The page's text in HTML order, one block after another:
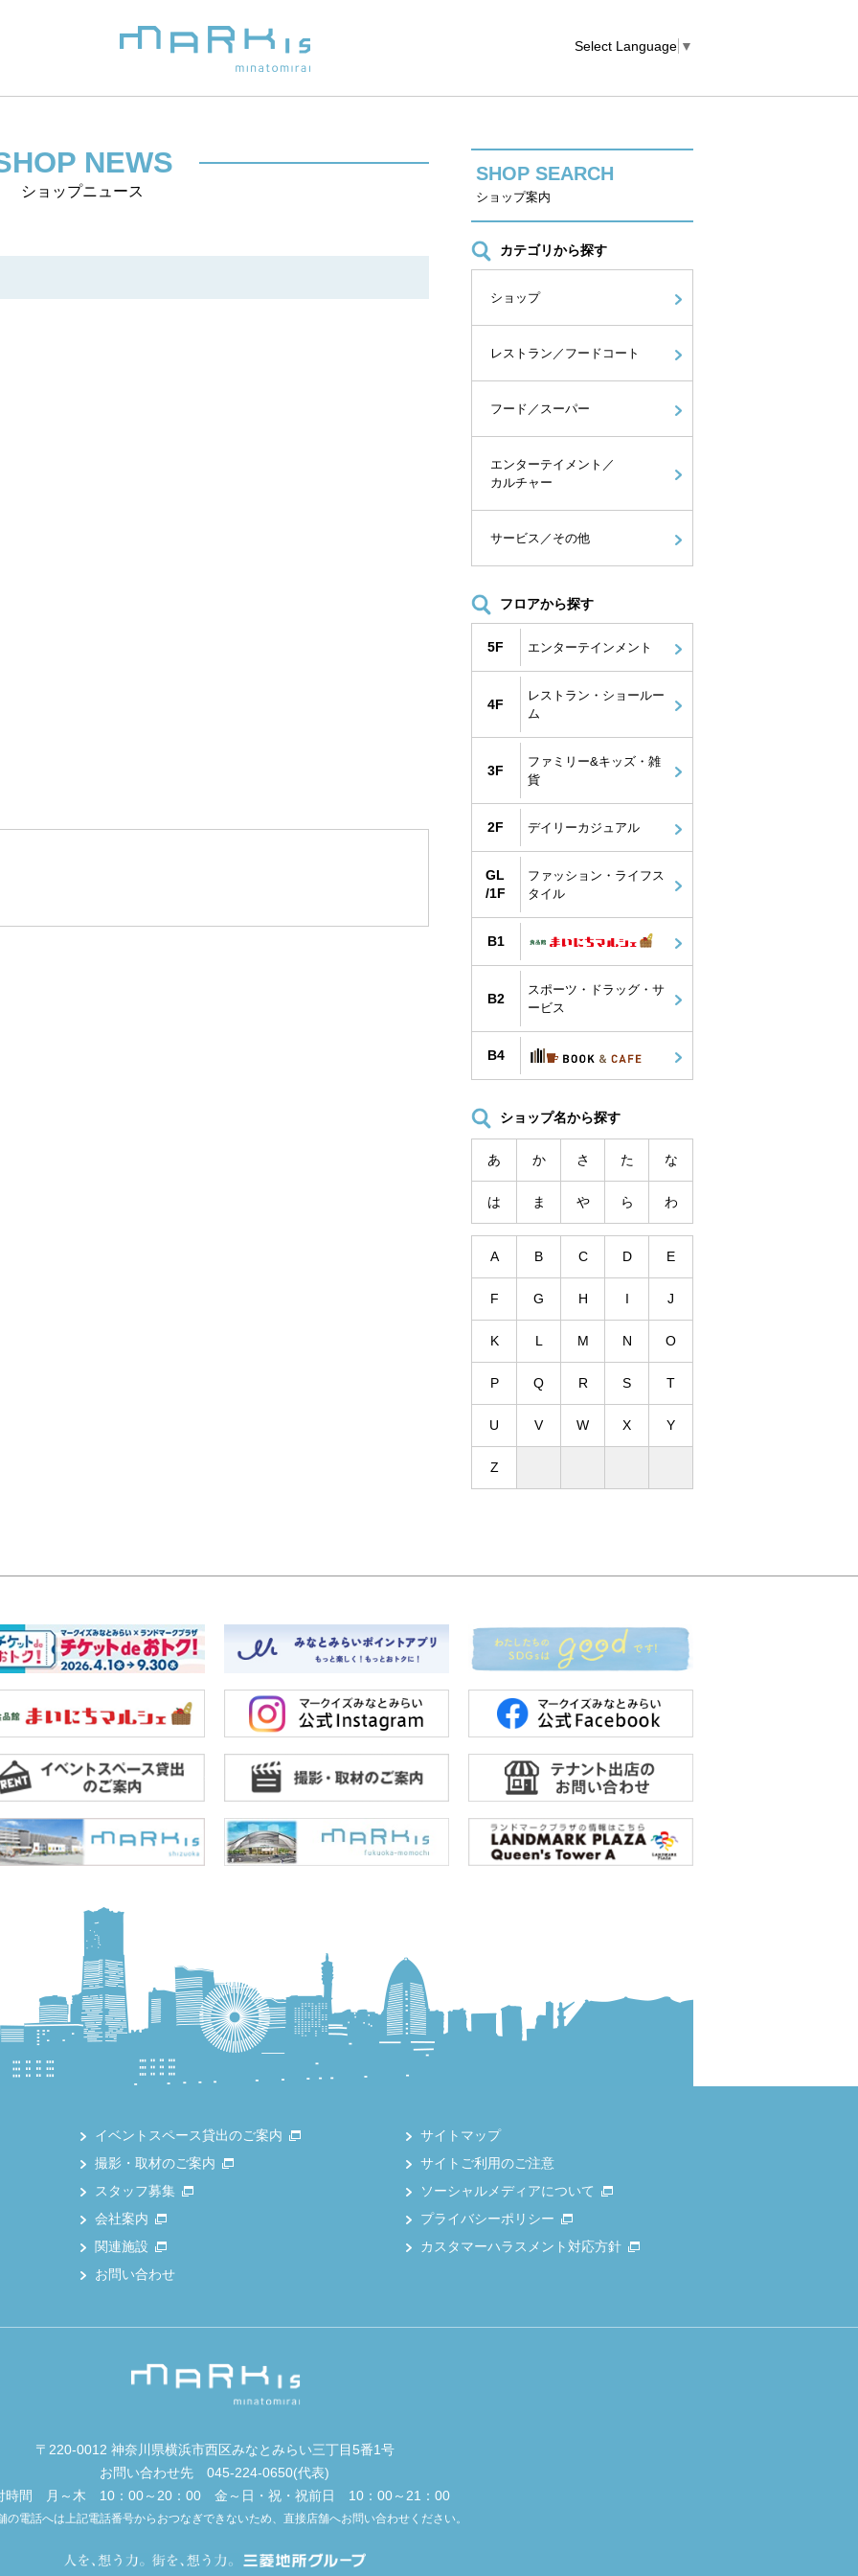
Select Language ▼
NEWS
ショップニュース
SHOP SEARCH
ショップ案内
カテゴリから探す
ショップ
レストラン／フードコート
フード／スーパー
エンターテイメント／
カルチャー
サービス／その他
フロアから探す
5F エンターテインメント
4F
レストラン・ショールー
ム
3F
ファミリー&キッズ・雑
貨
2F デイリーカジュアル
GL
/1F
ファッション・ライフス
タイル
B1
B2
スポーツ・ドラッグ・サ
ービス
B4
ショップ名から探す
あ か さ た な
は ま や ら わ
A B C D E
F G H I J
K L M N O
P Q R S T
U V W X Y
Z
イベントスペース貸出のご案内
撮影・取材のご案内
スタッフ募集
会社案内
関連施設
お問い合わせ
サイトマップ
サイトご利用のご注意
ソーシャルメディアについて
プライバシーポリシー
カスタマーハラスメント対応方針
〒220-0012 神奈川県横浜市西区みなとみらい三丁目5番1号
お問い合わせ先 045-224-0650(代表)
時間 月～木 10：00～20：00 金～日・祝・祝前日 10：00～21：00
の電話へは上記電話番号からおつなぎできないため、直接店舗へお問い合わせください。